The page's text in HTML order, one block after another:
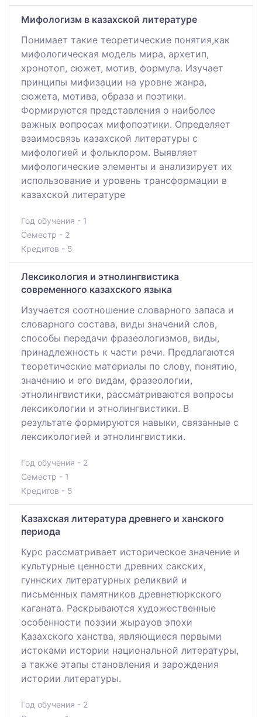
Мифологизм в казахской литературе
Понимает такие теоретические понятия,как
мифологическая модель мира, архетип,
хронотоп, сюжет, мотив, формула. Изучает
принципы мифизации на уровне жанра,
сюжета, мотива, образа и поэтики.
Формируются представления о наиболее
важных вопросах мифопоэтики. Определяет
взаимосвязь казахской литературы с
мифологией и фольклором. Выявляет
мифологические элементы и анализирует их
использование и уровень трансформации в
казахской литературе
Год обучения - 1
Семестр - 2
Кредитов - 5
Лексикология и этнолингвистика
современного казахского языка
Изучается соотношение словарного запаса и
словарного состава, виды значений слов,
способы передачи фразеологизмов, виды,
принадлежность к части речи. Предлагаются
теоретические материалы по слову, понятию,
значению и его видам, фразеологии,
этнолингвистики, рассматриваются вопросы
лексикологии и этнолингвистики. В
результате формируются навыки, связанные с
лексикологией и этнолингвистики.
Год обучения - 2
Семестр - 1
Кредитов - 5
Казахская литература древнего и ханского
периода
Курс рассматривает историческое значение и
культурные ценности древних сакских,
гуннских литературных реликвий и
письменных памятников древнетюркского
каганата. Раскрываются художественные
особенности поэзии жырауов эпохи
Казахского ханства, являющиеся первыми
истоками истории национальной литературы,
а также этапы становления и зарождения
истории литературы.
Год обучения - 2